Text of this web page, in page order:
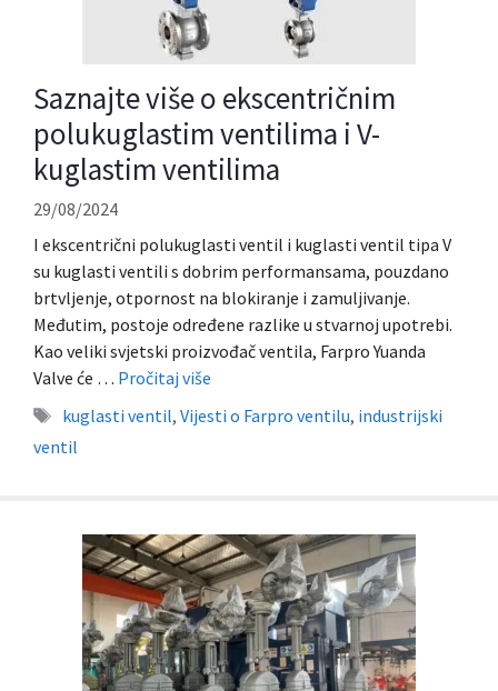
Saznajte više o ekscentričnim
polukuglastim ventilima i V-
kuglastim ventilima
29/08/2024
I ekscentrični polukuglasti ventil i kuglasti ventil tipa V
su kuglasti ventili s dobrim performansama, pouzdano
brtvljenje, otpornost na blokiranje i zamuljivanje.
Međutim, postoje određene razlike u stvarnoj upotrebi.
Kao veliki svjetski proizvođač ventila, Farpro Yuanda
Valve će … Pročitaj više
Oznake
kuglasti ventil, Vijesti o Farpro ventilu, industrijski
ventil